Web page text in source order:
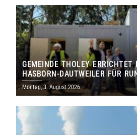
GEMEINDE THOLEY ERRICHTET
HASBORN-DAUTWEILER FÜR
MILLIONEN EURO
Montag, 3. August 2026